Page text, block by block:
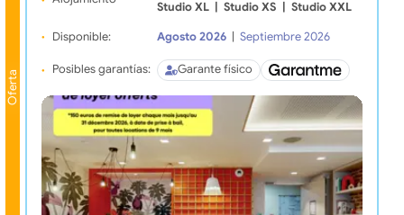
Oferta
Studio XL
Studio XS Studio XXL
Disponible: Agosto 2026 Septiembre 2026
Posibles garantías: Garante físico